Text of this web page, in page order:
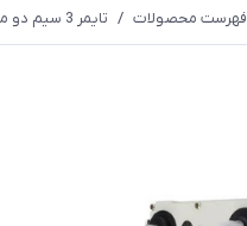
فهرست محصولات / تایمر 3 سیم دو میل پاکشوما